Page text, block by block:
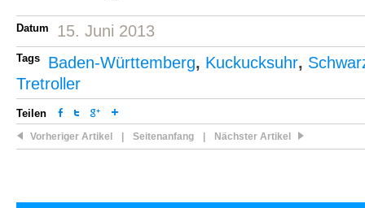
Datum 15. Juni 2013
Tags Baden-Württemberg, Kuckucksuhr,
Tretroller
Teilen
Vorheriger Artikel Seitenanfang Nächster Artikel